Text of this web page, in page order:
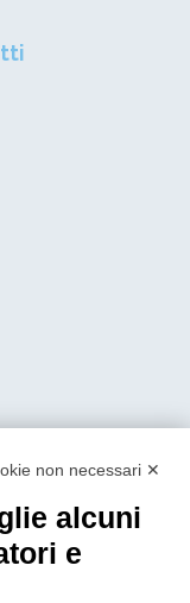
non necessari ✕
alcuni
e